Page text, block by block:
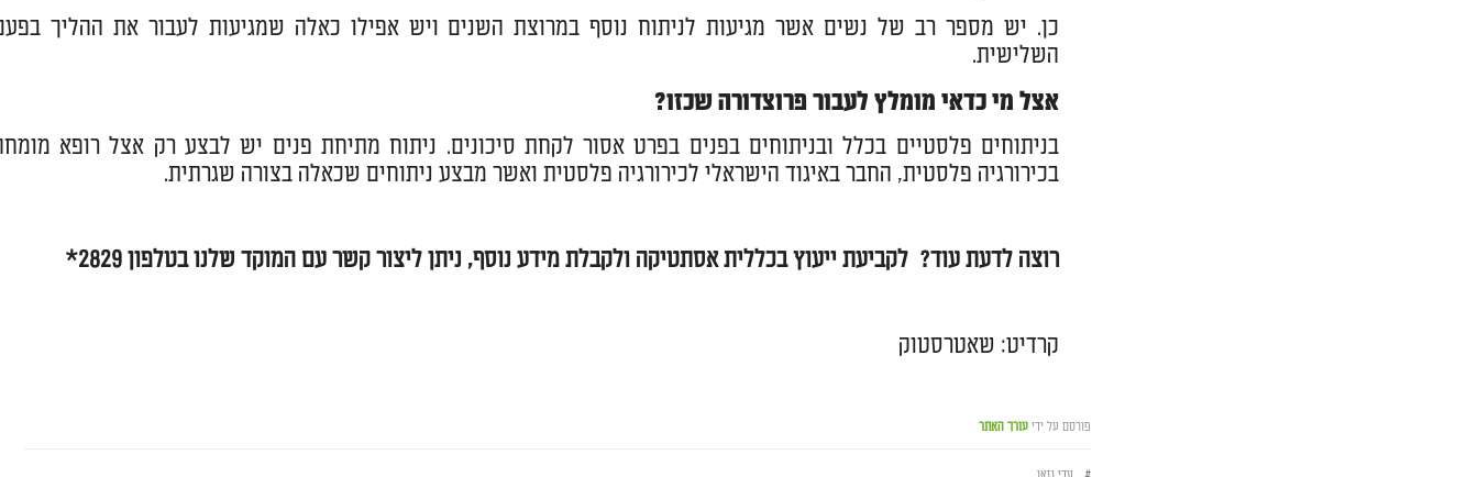
כן. יש מספר רב של נשים אשר מגיעות לניתוח נוסף במרוצת השנים ויש אפילו כאלה שמגיעות לעבור את ההליך
השלישית.
אצל מי כדאי מומלץ לעבור פרוצדורה שכזו?
בניתוחים פלסטיים בכלל ובניתוחים בפנים בפרט אסור לקחת סיכונים. ניתוח מתיחת פנים יש לבצע רק אצל רופא
בכירורגיה פלסטית, החבר באיגוד הישראלי לכירורגיה פלסטית ואשר מבצע ניתוחים שכאלה בצורה שגרתית.
רוצה לדעת עוד? לקביעת ייעוץ בכללית אסתטיקה ולקבלת מידע נוסף, ניתן ליצור קשר עם המוקד שלנו בטלפון 2829*
קרדיט: שאטרסטוק
פורסם על ידי עורך האתר